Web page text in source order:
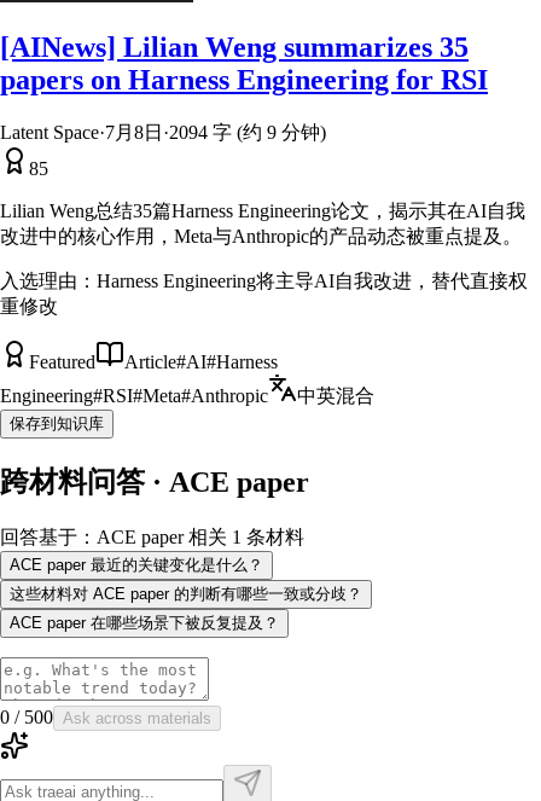
[AINews] Lilian Weng summarizes 35
papers on Harness Engineering for RSI
Latent Space·7月8日 ·2094 字 (约 9 分钟)
85
Lilian Weng总结35篇Harness Engineering论文，揭示其在AI自我
改进中的核心作用，Meta与Anthropic的产品动态被重点提及。
入选理由： Harness Engineering将主导AI自我改进，替代直接权
重修改
Featured Article#AI#Harness
Engineering#RSI#Meta#Anthropic 中英混合
保存到知识库
跨材料问答 · ACE paper
回答基于：ACE paper 相关 1 条材料
ACE paper 最近的关键变化是什么？
这些材料对 ACE paper 的判断有哪些一致或分歧？
ACE paper 在哪些场景下被反复提及？
0 / 500 Ask across materials